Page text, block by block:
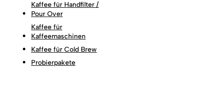
Kaffee für Handfilter /
Pour Over
Kaffee für
Kaffeemaschinen
Kaffee für Cold Brew
Probierpakete